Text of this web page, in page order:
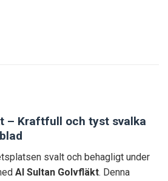
– Kraftfull och tyst svalka
svalt och behagligt under
Al Sultan Golvfläkt. Denna